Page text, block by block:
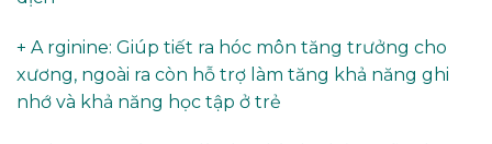
+ A rginine: Giúp tiết ra hóc môn tăng trưởng cho
xương, ngoài ra còn hỗ trợ làm tăng khả năng ghi
nhớ và khả năng học tập ở trẻ